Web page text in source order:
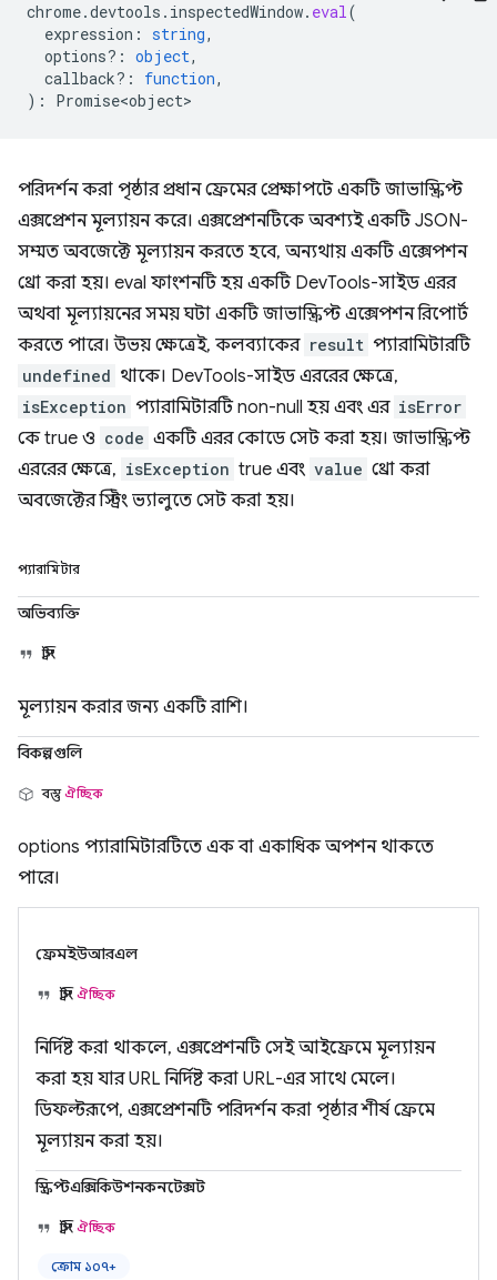
chrome.devtools . inspectedWindow. eval(
expression : string,
options? : object,
callback? : function,
) : Promise<object>
পরিদর্শন করা পৃষ্ঠার প্রধান ফ্রেমের প্রেক্ষাপটে একটি জাভাস্ক্রিপ্ট
এক্সপ্রেশন মূল্যায়ন করে। এক্সপ্রেশনটিকে অবশ্যই একটি JSON-
সম্মত অবজেক্টে মূল্যায়ন করতে হবে, অন্যথায় একটি এক্সেপশন
থ্রো করা হয়। eval ফাংশনটি হয় একটি DevTools-সাইড এরর
অথবা মূল্যায়নের সময় ঘটা একটি জাভাস্ক্রিপ্ট এক্সেপশন রিপোর্ট
করতে পারে। উভয় ক্ষেত্রেই, কলব্যাকের result প্যারামিটারটি
undefined থাকে। DevTools-সাইড এররের ক্ষেত্রে,
isException প্যারামিটারটি non-null হয় এবং এর isError
কে true ও code একটি এরর কোডে সেট করা হয়। জাভাস্ক্রিপ্ট
এররের ক্ষেত্রে, isException true এবং value থ্রো করা
অবজেক্টের স্ট্রিং ভ্যালুতে সেট করা হয়।
প্যারামিটার
অভিব্যক্তি
স্ট্রিং
মূল্যায়ন করার জন্য একটি রাশি।
বিকল্পগুলি
বস্তুঐচ্ছিক
options প্যারামিটারটিতে এক বা একাধিক অপশন থাকতে
পারে।
ফ্রেমইউআরএল
স্ট্রিং ঐচ্ছিক
নির্দিষ্ট করা থাকলে, এক্সপ্রেশনটি সেই আইফ্রেমে মূল্যায়ন
করা হয় যার URL নির্দিষ্ট করা URL-এর সাথে মেলে।
ডিফল্টরূপে, এক্সপ্রেশনটি পরিদর্শন করা পৃষ্ঠার শীর্ষ ফ্রেমে
মূল্যায়ন করা হয়।
স্ক্রিপ্টএক্সিকিউশনকনটেক্সট
স্ট্রিং ঐচ্ছিক
ক্রোম ১০৭+